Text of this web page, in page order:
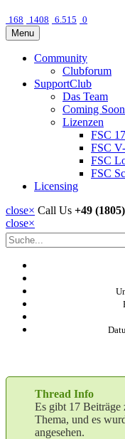
168 1408 6.515 0
Menu
Community
Clubforum
SupportClub
Das Team
Coming
Lizenzen
FSC
FSC
FSC
FSC
Licensing
close× Call Us +49
close×
Thread Info
Es gibt 17 Beiträge
Thema, und es
angesehen.